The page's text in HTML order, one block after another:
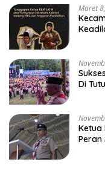
Maret
Di
Ketua
Peran